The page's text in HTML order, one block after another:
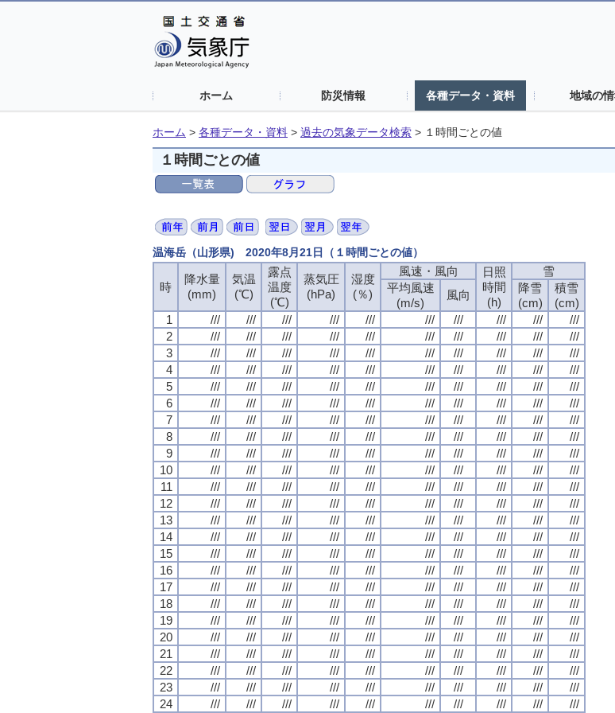
ホーム 防災情報 各種データ・資料 地域の
ホーム > 各種データ・資料 > 過去の気象データ検索 > １時間ごとの値
１時間ごとの値
温海岳（山形県) 2020年8月21日（１時間ごとの値）
時
降水量
(mm)
気温
(℃)
露点
温度
(℃)
蒸気圧
(hPa)
湿度
(％)
風速・風向
日照
時間
(h)
雪
平均風速
(m/s)
風向
降雪
(cm)
積雪
(cm)
1
/// /// /// /// /// /// /// /// ///
///
2
/// /// /// /// /// /// /// /// ///
///
3
/// /// /// /// /// /// /// /// ///
///
4
/// /// /// /// /// /// /// /// ///
///
5
/// /// /// /// /// /// /// /// ///
///
6
/// /// /// /// /// /// /// /// ///
///
7
/// /// /// /// /// /// /// /// ///
///
8
/// /// /// /// /// /// /// /// ///
///
9
/// /// /// /// /// /// /// /// ///
///
10
/// /// /// /// /// /// /// /// ///
///
11
/// /// /// /// /// /// /// /// ///
///
12
/// /// /// /// /// /// /// /// ///
///
13
/// /// /// /// /// /// /// /// ///
///
14
/// /// /// /// /// /// /// /// ///
///
15
/// /// /// /// /// /// /// /// ///
///
16
/// /// /// /// /// /// /// /// ///
///
17
/// /// /// /// /// /// /// /// ///
///
18
/// /// /// /// /// /// /// /// ///
///
19
/// /// /// /// /// /// /// /// ///
///
20
/// /// /// /// /// /// /// /// ///
///
21
/// /// /// /// /// /// /// /// ///
///
22
/// /// /// /// /// /// /// /// ///
///
23
/// /// /// /// /// /// /// /// ///
///
24
/// /// /// /// /// /// /// /// /// ///